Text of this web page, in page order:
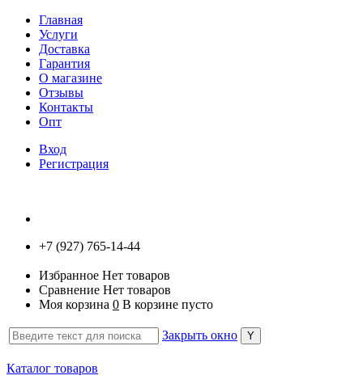
Главная
Услуги
Доставка
Гарантия
О магазине
Отзывы
Контакты
Опт
Вход
Регистрация
+7 (927) 765-14-44
Избранное Нет товаров
Сравнение Нет товаров
Моя корзина 0 В корзине пусто
Закрыть окно
Каталог товаров